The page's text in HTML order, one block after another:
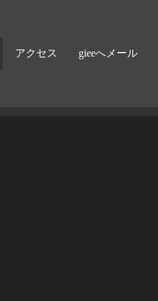
アクセス gieeへメール